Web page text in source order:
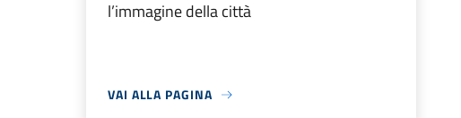
l’immagine della città
VAI ALLA PAGINA